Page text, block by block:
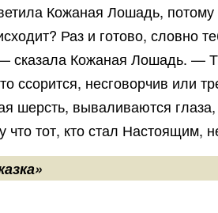
Кожаная Лошадь, потому
Раз и готово, словно
Кожаная Лошадь. —
ссорится, несговорчив или
шерсть, вываливаются
что тот, кто стал Настоящим,